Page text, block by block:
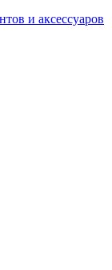
и аксессуаров